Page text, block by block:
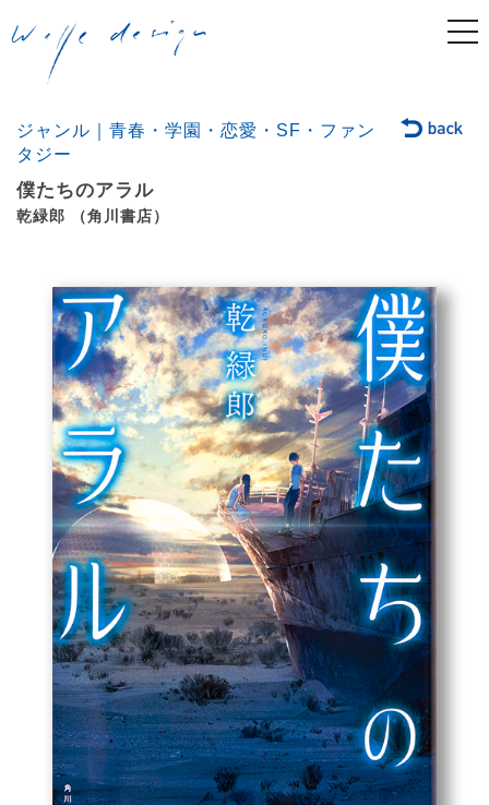
ジャンル｜青春・学園・恋愛・SF・ファン
タジー
僕たちのアラル
乾緑郎 （角川書店）